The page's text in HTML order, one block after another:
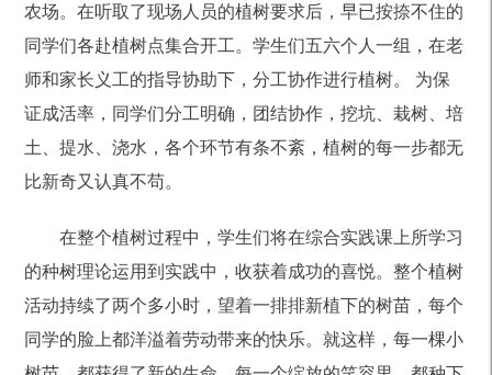
农场。在听取了现场人员的植树要求后，早已按捺不住的
同学们各赴植树点集合开工。学生们五六个人一组，在老
师和家长义工的指导协助下，分工协作进行植树。 为保
证成活率，同学们分工明确，团结协作，挖坑、栽树、培
土、提水、浇水，各个环节有条不紊，植树的每一步都无
比新奇又认真不苟。
在整个植树过程中，学生们将在综合实践课上所学习
的种树理论运用到实践中，收获着成功的喜悦。整个植树
活动持续了两个多小时，望着一排排新植下的树苗，每个
同学的脸上都洋溢着劳动带来的快乐。就这样，每一棵小